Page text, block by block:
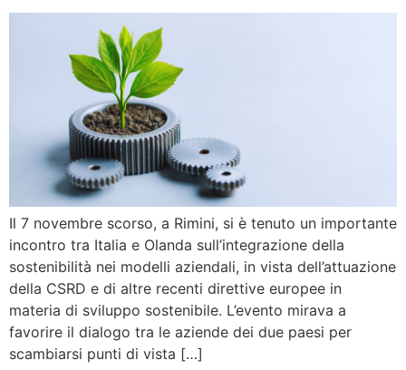
Il 7 novembre scorso, a Rimini, si è tenuto un importante
incontro tra Italia e Olanda sull’integrazione della
sostenibilità nei modelli aziendali, in vista dell’attuazione
della CSRD e di altre recenti direttive europee in
materia di sviluppo sostenibile. L’evento mirava a
favorire il dialogo tra le aziende dei due paesi per
scambiarsi punti di vista […]